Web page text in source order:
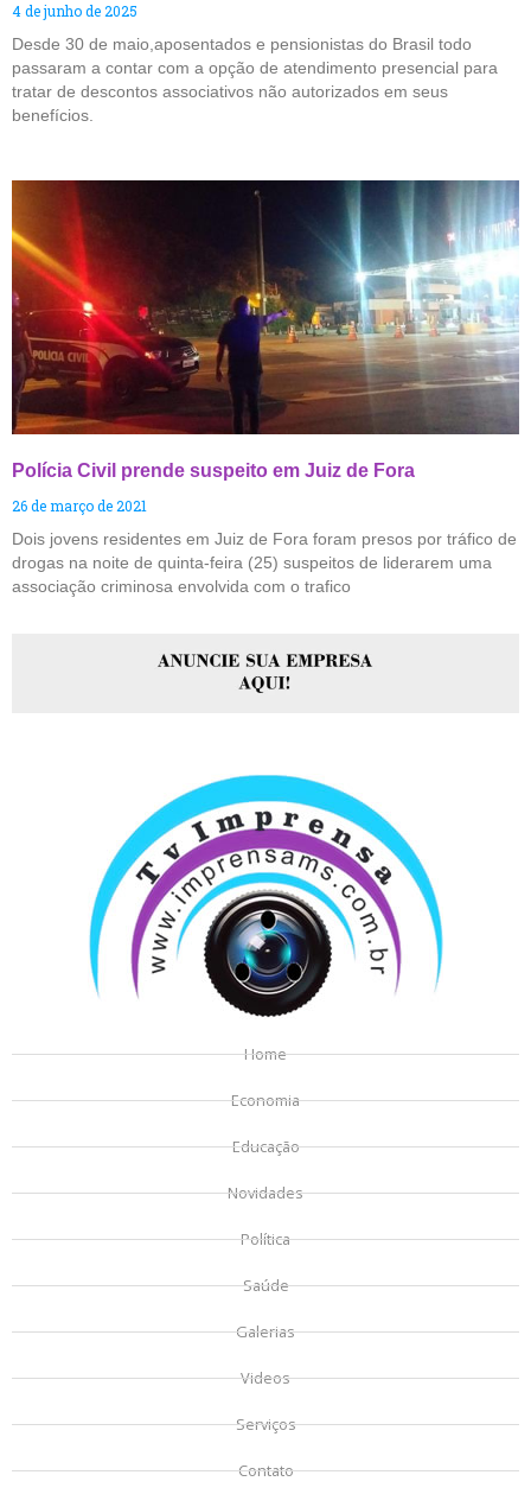
4 de junho de 2025
Desde 30 de maio,aposentados e pensionistas do Brasil todo
passaram a contar com a opção de atendimento presencial para
tratar de descontos associativos não autorizados em seus
benefícios.
Polícia Civil prende suspeito em Juiz de Fora
26 de março de 2021
Dois jovens residentes em Juiz de Fora foram presos por tráfico de
drogas na noite de quinta-feira (25) suspeitos de liderarem uma
associação criminosa envolvida com o trafico
Home
Economia
Educação
Novidades
Política
Saúde
Galerias
Videos
Serviços
Contato